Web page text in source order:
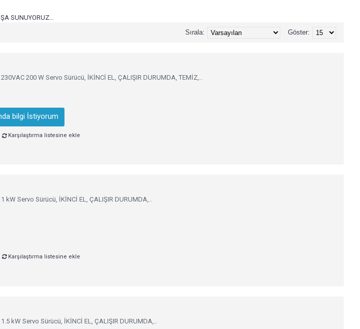
SUNUYORUZ...
Göster:
Sırala:
200 W Servo Sürücü, İKİNCİ EL, ÇALIŞIR DURUMDA, TEMİZ,..
bilgi İstiyorum
Karşılaştırma listesine ekle
kW Servo Sürücü, İKİNCİ EL, ÇALIŞIR DURUMDA,..
Karşılaştırma listesine ekle
kW Servo Sürücü, İKİNCİ EL, ÇALIŞIR DURUMDA,..